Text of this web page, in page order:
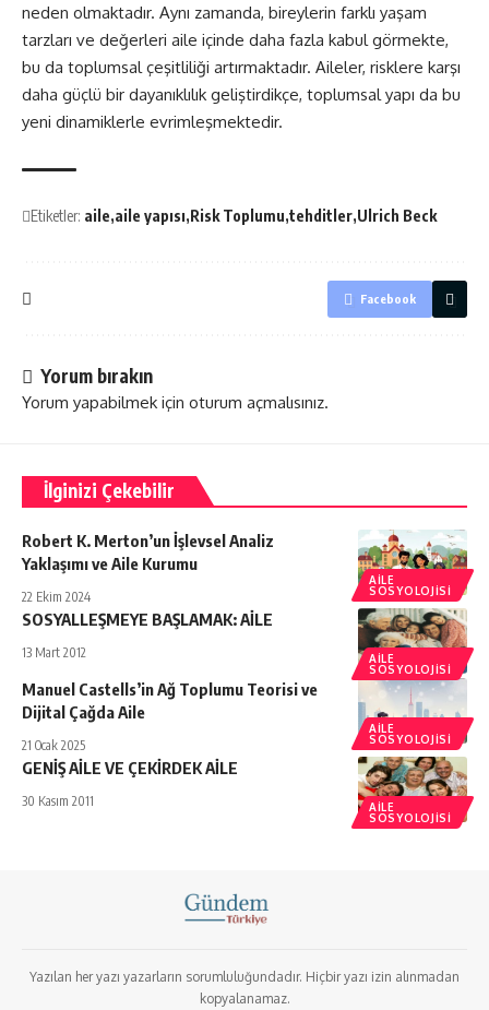
neden olmaktadır. Aynı zamanda, bireylerin farklı yaşam
tarzları ve değerleri aile içinde daha fazla kabul görmekte,
bu da toplumsal çeşitliliği artırmaktadır. Aileler, risklere karşı
daha güçlü bir dayanıklılık geliştirdikçe, toplumsal yapı da bu
yeni dinamiklerle evrimleşmektedir.
Etiketler: aile aile yapısı Risk Toplumu tehditler Ulrich Beck
Facebook
Yorum bırakın
Yorum yapabilmek için oturum açmalısınız.
İlginizi Çekebilir
AILE
SOSYOLOJISI
Robert K. Merton’un İşlevsel Analiz
Yaklaşımı ve Aile Kurumu
22 Ekim 2024
AILE
SOSYOLOJISI
SOSYALLEŞMEYE BAŞLAMAK: AİLE
13 Mart 2012
AILE
SOSYOLOJISI
Manuel Castells’in Ağ Toplumu Teorisi ve
Dijital Çağda Aile
21 Ocak 2025
AILE
SOSYOLOJISI
GENİŞ AİLE VE ÇEKİRDEK AİLE
30 Kasım 2011
Yazılan her yazı yazarların sorumluluğundadır. Hiçbir yazı izin alınmadan
kopyalanamaz.